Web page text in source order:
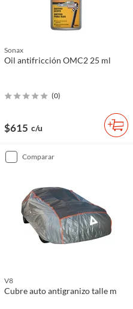
Sonax
Oil antifricción OMC2 25 ml
(0)
$615 c/u
comparar
V8
Cubre auto antigranizo talle m